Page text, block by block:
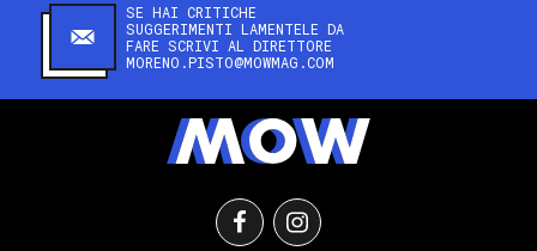
SE HAI CRITICHE
SUGGERIMENTI LAMENTELE DA
FARE SCRIVI AL DIRETTORE
MORENO.PISTO@MOWMAG.COM